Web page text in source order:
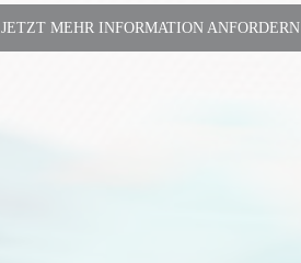
JETZT MEHR INFORMATION ANFORDERN